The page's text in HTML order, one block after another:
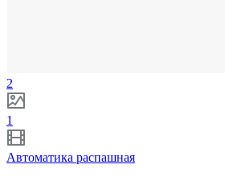
2
1
Автоматика распашная